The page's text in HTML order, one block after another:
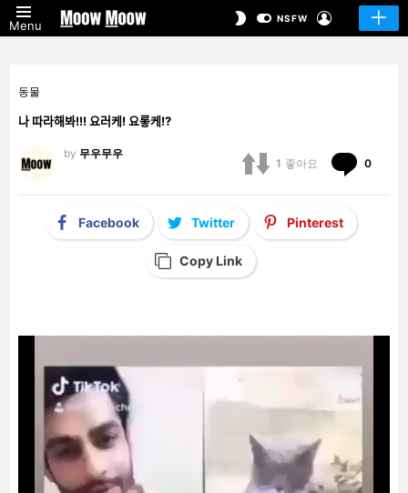
Menu
SWITCHNSFW
동물
나 따라해봐!!! 요러케! 요롷케!?
by 무우무우
1 좋아요 0
Facebook Twitter Pinterest
Copy Link